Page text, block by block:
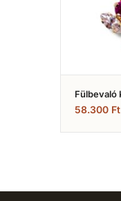
Fülbevaló
Vörös
Cirkónia
58.300 Ft